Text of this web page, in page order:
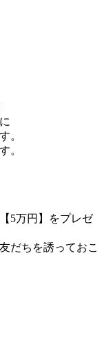
。
。
5万円】をプレゼ
だちを誘っておこ